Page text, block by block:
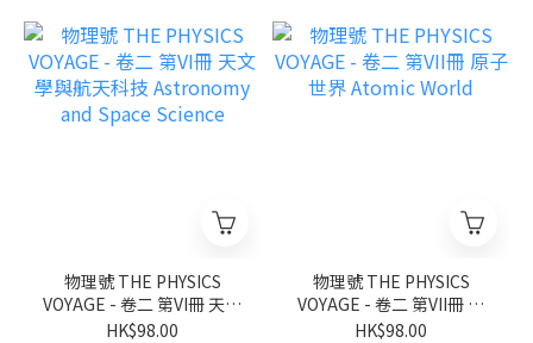
物理號 THE PHYSICS
VOYAGE - 卷二 第VI冊 天文
學與航天科技 Astronomy
HK$98.00
物理號 THE PHYSICS
VOYAGE - 卷二 第VII冊 原
子世界 Atomic World
HK$98.00